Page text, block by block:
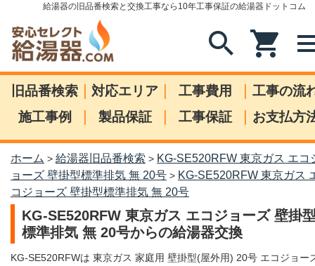
給湯器の旧品番検索と交換工事なら10年工事保証の給湯器ドットコム
search shopping_cart
旧品番検索 | 対応エリア | 工事費用 | 工事の流
施工事例
| 製品保証 | 工事保証 | お支払方
ホーム > 給湯器旧品番検索 > KG-SE520RFW 東京ガス エコ
ョーズ 壁掛型標準排気 無 20号 > KG-SE520RFW 東京ガス
コジョーズ 壁掛型標準排気 無 20号
KG-SE520RFW 東京ガス エコジョーズ 壁掛
標準排気 無 20号からの給湯器交換
KG-SE520RFWは 東京ガス 家庭用 壁掛型(屋外用) 20号 エコジョー